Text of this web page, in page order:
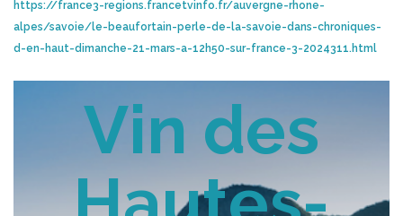
https://france3-regions.francetvinfo.fr/auvergne-rhone-
alpes/savoie/le-beaufortain-perle-de-la-savoie-dans-chroniques-
d-en-haut-dimanche-21-mars-a-12h50-sur-france-3-2024311.html
Vin des